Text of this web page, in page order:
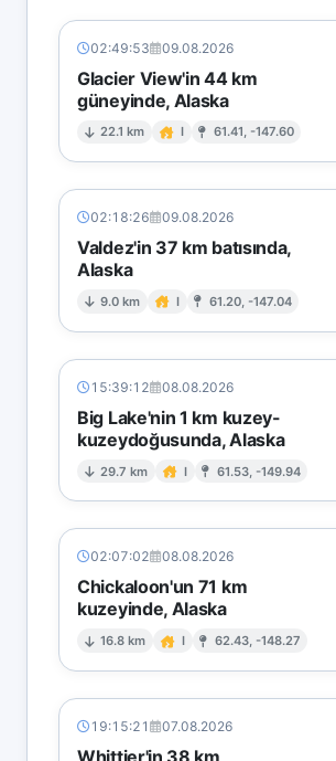
02:49:53 09.08.2026
Glacier View'in 44 km
güneyinde, Alaska
22.1 km I 61.41, -147.60
02:18:26 09.08.2026
Valdez'in 37 km batısında,
Alaska
9.0 km I 61.20, -147.04
15:39:12 08.08.2026
Big Lake'nin 1 km kuzey-
kuzeydoğusunda, Alaska
29.7 km I 61.53, -149.94
02:07:02 08.08.2026
Chickaloon'un 71 km
kuzeyinde, Alaska
16.8 km I 62.43, -148.27
19:15:21 07.08.2026
Whittier'in 38 km